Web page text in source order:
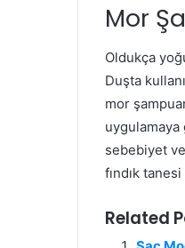
Mor
Oldukça
Duşta
mor
uygulamaya
sebebiyet
fındık
Related